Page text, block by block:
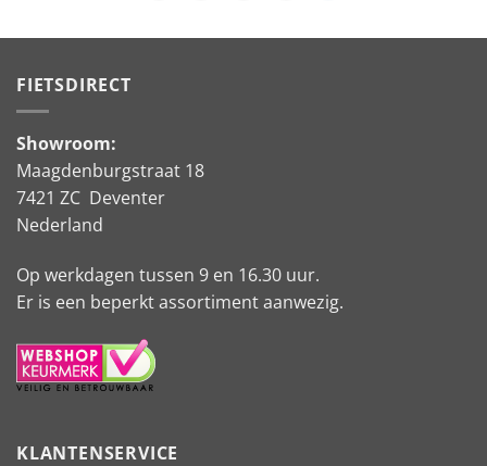
FIETSDIRECT
Showroom:
Maagdenburgstraat 18
7421 ZC Deventer
Nederland
Op werkdagen tussen 9 en 16.30 uur.
Er is een beperkt assortiment aanwezig.
KLANTENSERVICE